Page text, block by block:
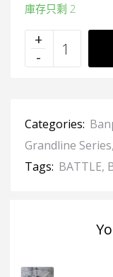
庫存只剩 2
Categories:
Grandline Series,
Tags: BATTLE,